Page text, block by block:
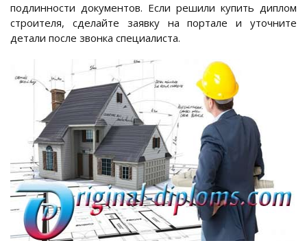
подлинности документов. Если решили купить диплом
строителя, сделайте заявку на портале и уточните
детали после звонка специалиста.